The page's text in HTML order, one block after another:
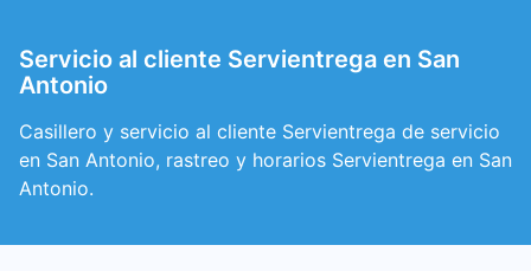
Servicio al cliente Servientrega en San
Antonio
Casillero y servicio al cliente Servientrega de servicio
en San Antonio, rastreo y horarios Servientrega en San
Antonio.